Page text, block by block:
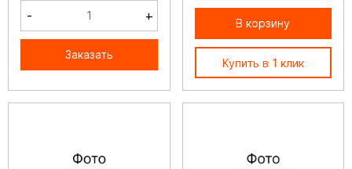
- +
Заказать
В корзину
Купить в 1 клик